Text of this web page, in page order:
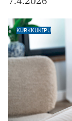
KURKKUKIPU